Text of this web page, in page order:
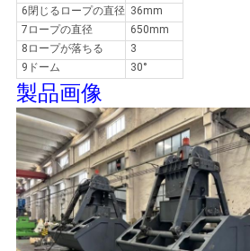
ラ
イ
バ
シ
ー
ポ
リ
6閉じるロープの直径 36mm
7ロープの直径
650mm
8ロープが落ちる
3
9ドーム
30°
製品画像